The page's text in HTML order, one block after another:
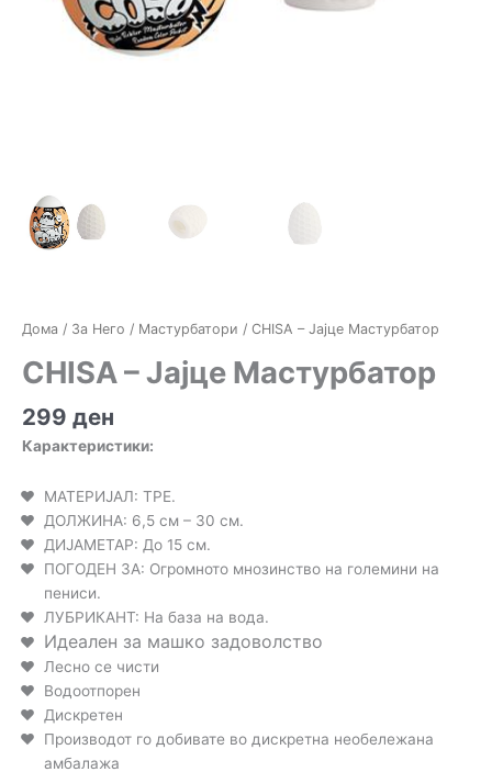
Дома / За Него / Мастурбатори / CHISA – Јајце Мастурбатор
CHISA – Јајце Мастурбатор
299 ден
Карактеристики:
МАТЕРИЈАЛ: TPE.
ДОЛЖИНА: 6,5 см – 30 см.
ДИЈАМЕТАР: До 15 см.
ПОГОДЕН ЗА: Огромното мнозинство на големини на
пениси.
ЛУБРИКАНТ: На база на вода.
Идеален за машко задоволство
Лесно се чисти
Водоотпорен
Дискретен
Производот го добивате во дискретна необележана
амбалажа